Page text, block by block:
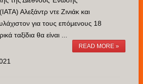
Αλεξάντρ ντε Ζινιάκ και
για τους επόμενους 18
ταξίδια θα είναι ...
READ MORE »